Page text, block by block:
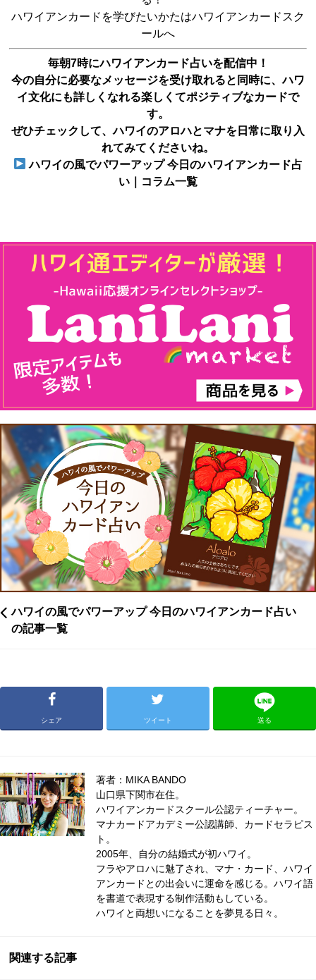
ハワイアンカードを学びたいかたはハワイアンカードスク
ールへ
毎朝7時にハワイアンカード占いを配信中！
今の自分に必要なメッセージを受け取れると同時に、ハワ
イ文化にも詳しくなれる楽しくてポジティブなカードで
す。
ぜひチェックして、ハワイのアロハとマナを日常に取り入
れてみてくださいね。
ハワイの風でパワーアップ 今日のハワイアンカード占
い｜コラム一覧
ハワイの風でパワーアップ 今日のハワイアンカード占い
の記事一覧
シェア ツイート 送る
著者：MIKA BANDO
山口県下関市在住。
ハワイアンカードスクール公認ティーチャー。
マナカードアカデミー公認講師、カードセラピス
ト。
2005年、自分の結婚式が初ハワイ。
フラやアロハに魅了され、マナ・カード、ハワイ
アンカードとの出会いに運命を感じる。ハワイ語
を書道で表現する制作活動もしている。
ハワイと両想いになることを夢見る日々。
関連する記事